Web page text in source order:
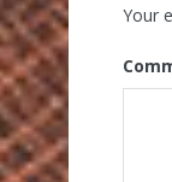
Your